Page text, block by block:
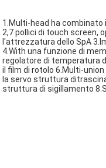
1.Multi-head ha combinato
2,7 pollici di touch screen,
l'attrezzatura dello SpA
4.With una funzione di
regolatore di temperatura
il film di rotolo 6.Multi-
la servo struttura
struttura di sigillamento